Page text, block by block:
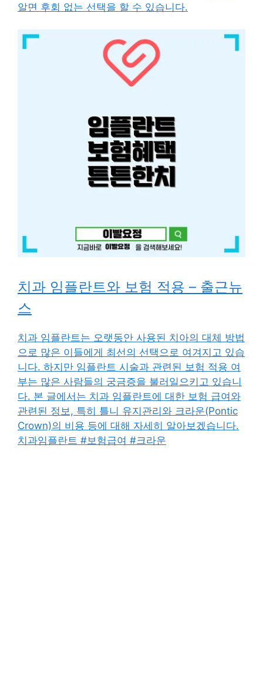
알면 후회 없는 선택을 할 수 있습니다.
치과 임플란트와 보험 적용 – 출근뉴
스
치과 임플란트는 오랫동안 사용된 치아의 대체 방법
으로 많은 이들에게 최선의 선택으로 여겨지고 있습
니다. 하지만 임플란트 시술과 관련된 보험 적용 여
부는 많은 사람들의 궁금증을 불러일으키고 있습니
다. 본 글에서는 치과 임플란트에 대한 보험 급여와
관련된 정보, 특히 틀니 유지관리와 크라운(Pontic
Crown)의 비용 등에 대해 자세히 알아보겠습니다.
치과임플란트 #보험급여 #크라운